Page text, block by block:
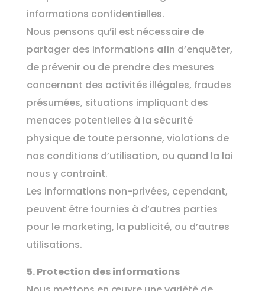
informations confidentielles.
Nous pensons qu’il est nécessaire de
partager des informations afin d’enquêter,
de prévenir ou de prendre des mesures
concernant des activités illégales, fraudes
présumées, situations impliquant des
menaces potentielles à la sécurité
physique de toute personne, violations de
nos conditions d’utilisation, ou quand la loi
nous y contraint.
Les informations non-privées, cependant,
peuvent être fournies à d’autres parties
pour le marketing, la publicité, ou d’autres
utilisations.
5. Protection des informations